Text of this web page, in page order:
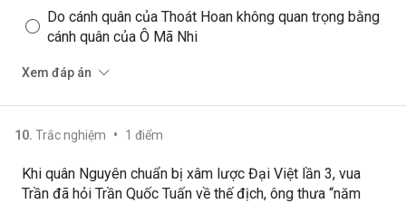
Do cánh quân của Thoát Hoan không quan trọng bằng
cánh quân của Ô Mã Nhi
Xem đáp án
10. Trắc nghiệm • 1 điểm
Khi quân Nguyên chuẩn bị xâm lược Đại Việt lần 3, vua
Trần đã hỏi Trần Quốc Tuấn về thế địch, ông thưa “năm